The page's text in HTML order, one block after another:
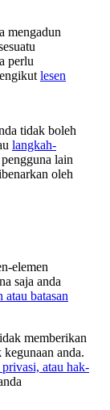
mengadun
perlu
lesen
tidak boleh
langkah-
lain
oleh
elemen
saja anda
atau batasan
memberikan
anda.
atau hak-